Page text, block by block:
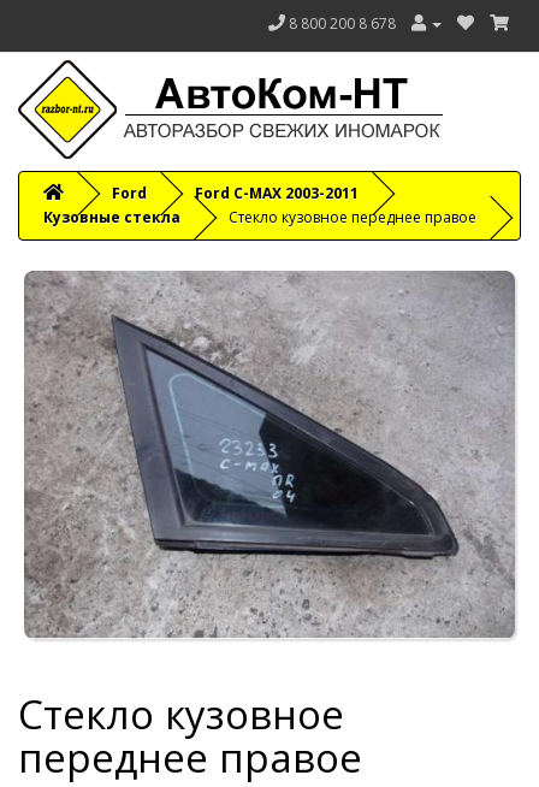
8 800 200 8 678
Ford
Ford C-MAX 2003-2011
Кузовные стекла
Стекло кузовное переднее правое
Стекло кузовное
переднее правое